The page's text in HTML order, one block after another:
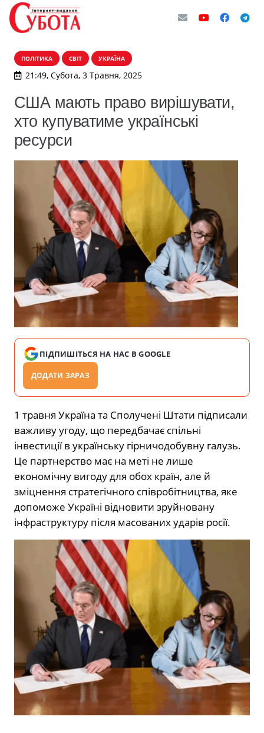
ПОЛІТИКА СВІТ УКРАЇНА
21:49, Субота, 3 Травня, 2025
США мають право вирішувати,
хто купуватиме українські
ресурси
ПІДПИШІТЬСЯ НА НАС В GOOGLE
ДОДАТИ ЗАРАЗ
1 травня Україна та Сполучені Штати підписали
важливу угоду, що передбачає спільні
інвестиції в українську гірничодобувну галузь.
Це партнерство має на меті не лише
економічну вигоду для обох країн, але й
зміцнення стратегічного співробітництва, яке
допоможе Україні відновити зруйновану
інфраструктуру після масованих ударів росії.